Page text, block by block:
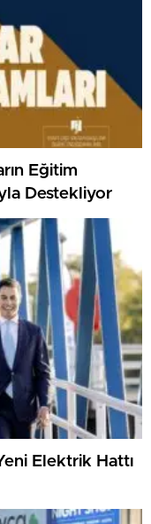
Eğitim
Destekliyor
Elektrik Hattı